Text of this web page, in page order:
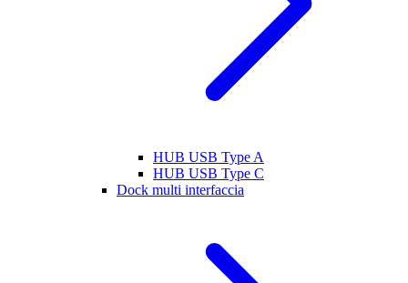
HUB USB Type A
HUB USB Type C
Dock multi interfaccia